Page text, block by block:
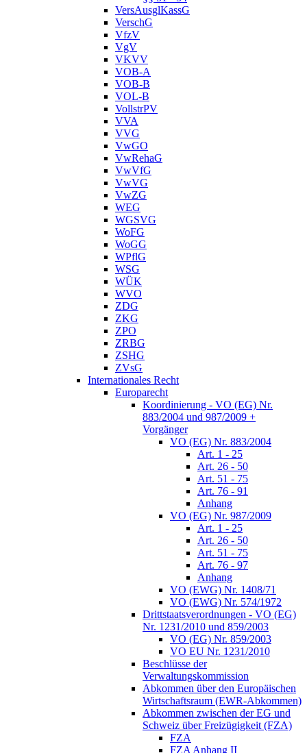
VersAusglKassG
VerschG
VfzV
VgV
VKVV
VOB-A
VOB-B
VOL-B
VollstrPV
VVA
VVG
VwGO
VwRehaG
VwVfG
VwVG
VwZG
WEG
WGSVG
WoFG
WoGG
WPflG
WSG
WÜK
WVO
ZDG
ZKG
ZPO
ZRBG
ZSHG
ZVsG
Internationales Recht
Europarecht
Koordinierung - VO (EG) Nr.
883/2004 und 987/2009 +
Vorgänger
VO (EG) Nr. 883/2004
Art. 1 - 25
Art. 26 - 50
Art. 51 - 75
Art. 76 - 91
Anhang
VO (EG) Nr. 987/2009
Art. 1 - 25
Art. 26 - 50
Art. 51 - 75
Art. 76 - 97
Anhang
VO (EWG) Nr. 1408/71
VO (EWG) Nr. 574/1972
Drittstaatsverordnungen - VO (EG)
Nr. 1231/2010 und 859/2003
VO (EG) Nr. 859/2003
VO EU Nr. 1231/2010
Beschlüsse der
Verwaltungskommission
Abkommen über den Europäischen
Wirtschaftsraum (EWR-Abkommen)
Abkommen zwischen der EG und
Schweiz über Freizügigkeit (FZA)
FZA
FZA Anhang II